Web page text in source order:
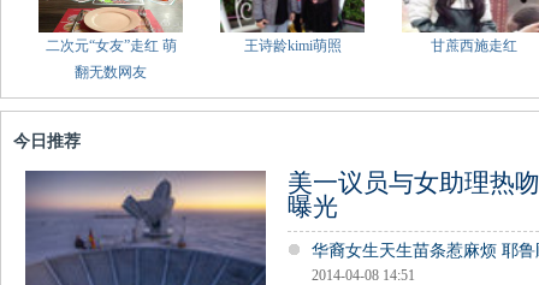
二次元“女友”走红 萌
翻无数网友
王诗龄kimi萌照 甘蔗西施走红
今日推荐
美一议员与女助理热
曝光
华裔女生天生苗条惹麻烦 耶
2014-04-08 14:51